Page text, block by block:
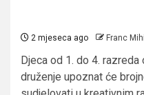
2 mjeseca ago Franc
Djeca od 1. do 4.
druženje upoznat će